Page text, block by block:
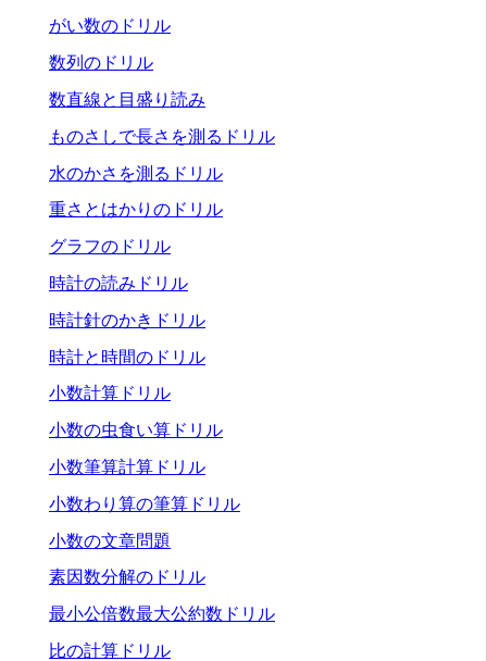
がい数のドリル
数列のドリル
数直線と目盛り読み
ものさしで長さを測るドリル
水のかさを測るドリル
重さとはかりのドリル
グラフのドリル
時計の読みドリル
時計針のかきドリル
時計と時間のドリル
小数計算ドリル
小数の虫食い算ドリル
小数筆算計算ドリル
小数わり算の筆算ドリル
小数の文章問題
素因数分解のドリル
最小公倍数最大公約数ドリル
比の計算ドリル